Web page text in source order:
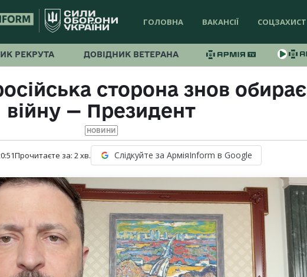
ГОЛОВНА ВАКАНСІЇ СОЦЗАХИСТ
РЕКРУТА ДОВІДНИК ВЕТЕРАНА
сторона знов обирає
війну — Президент
НОВИНИ
Прочитаєте за: 2хв. Слідкуйте за АрміяInform в Google